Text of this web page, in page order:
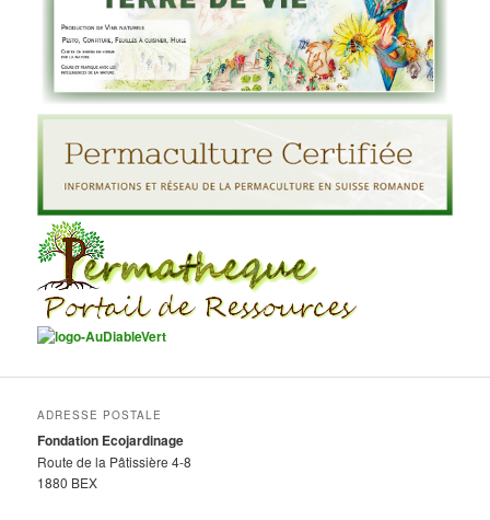
ADRESSE POSTALE
Fondation Ecojardinage
Route de la Pâtissière 4-8
1880 BEX